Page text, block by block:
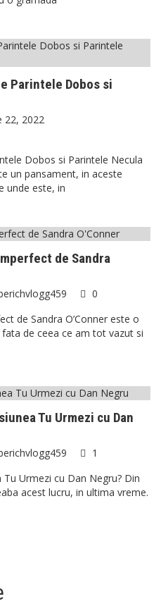
Parintele Dobos si
22, 2022
Dobos si Parintele Necula
un pansament, in aceste
unde este, in
de Sandra
0
de Sandra O’Conner este o
de ceea ce am tot vazut si
Tu Urmezi cu Dan
1
Urmezi cu Dan Negru? Din
acest lucru, in ultima vreme.